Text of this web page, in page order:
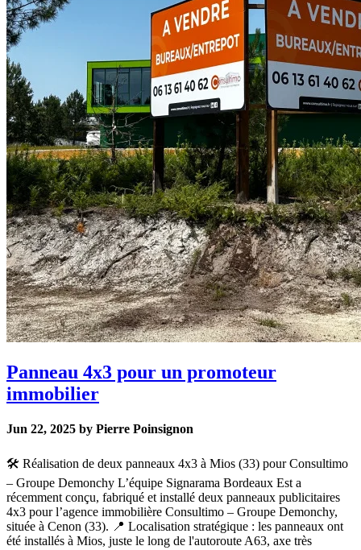
Panneau 4x3 pour un promoteur
immobilier
Jun 22, 2025 by Pierre Poinsignon
🛠️ Réalisation de deux panneaux 4x3 à Mios (33) pour Consultimo
– Groupe Demonchy L’équipe Signarama Bordeaux Est a
récemment conçu, fabriqué et installé deux panneaux publicitaires
4x3 pour l’agence immobilière Consultimo – Groupe Demonchy,
située à Cenon (33). 📍 Localisation stratégique : les panneaux ont
été installés à Mios, juste le long de l'autoroute A63, axe très